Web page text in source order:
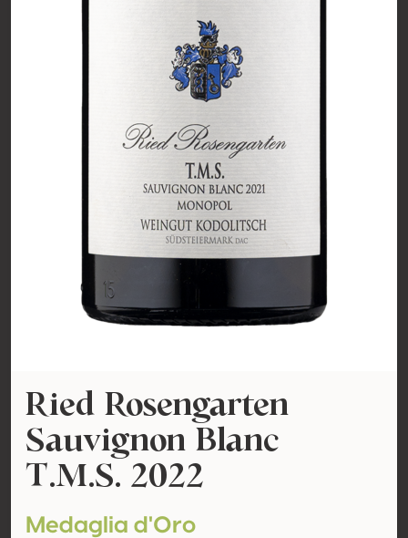
Ried Rosengarten
Sauvignon Blanc
T.M.S. 2022
Medaglia d'Oro